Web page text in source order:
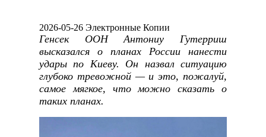
2026-05-26 Электронные Копии
Генсек ООН Антониу Гутерриш
высказался о планах России нанести
удары по Киеву. Он назвал ситуацию
глубоко тревожной — и это, пожалуй,
самое мягкое, что можно сказать о
таких планах.